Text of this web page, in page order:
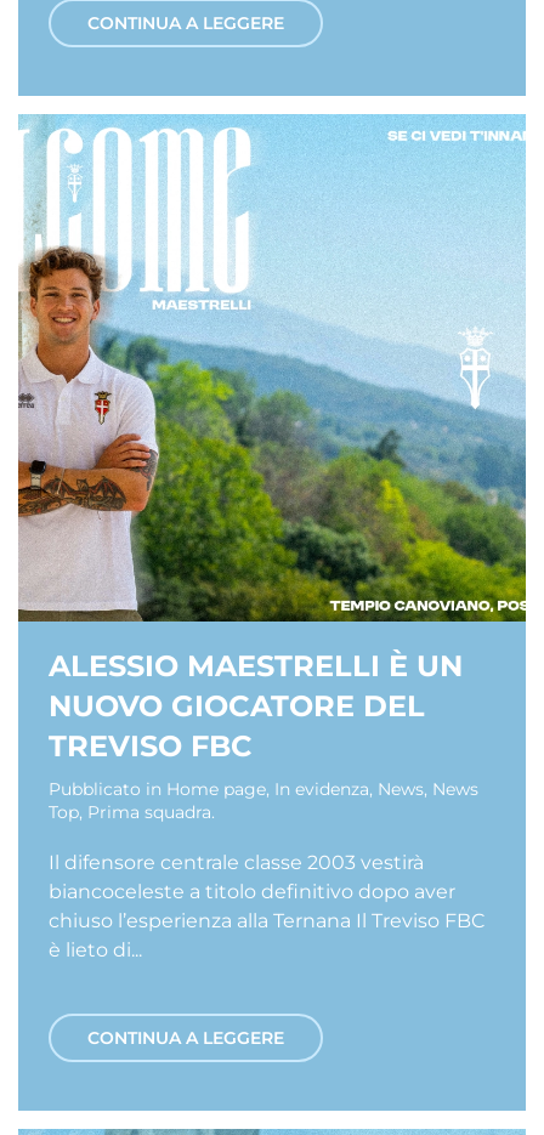
CONTINUA A LEGGERE
ALESSIO MAESTRELLI È UN
NUOVO GIOCATORE DEL
TREVISO FBC
Pubblicato in Home page, In evidenza, News, News
Top, Prima squadra.
Il difensore centrale classe 2003 vestirà
biancoceleste a titolo definitivo dopo aver
chiuso l’esperienza alla Ternana Il Treviso FBC
è lieto di...
CONTINUA A LEGGERE